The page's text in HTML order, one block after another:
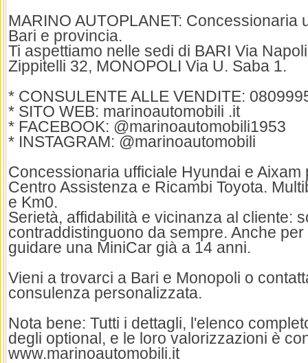
MARINO AUTOPLANET: Concessionaria
Bari e provincia.
Ti aspettiamo nelle sedi di BARI Via
Zippitelli 32, MONOPOLI Via U. Saba 1.
* CONSULENTE ALLE VENDITE:
* SITO WEB: marinoautomobili .it
* FACEBOOK: @marinoautomobili1953
* INSTAGRAM: @marinoautomobili
Concessionaria ufficiale Hyundai e Aixam
Centro Assistenza e Ricambi Toyota.
e Km0.
Serietà, affidabilità e vicinanza al cliente:
contraddistinguono da sempre. Anche
guidare una MiniCar già a 14 anni.
Vieni a trovarci a Bari e Monopoli o
consulenza personalizzata.
Nota bene: Tutti i dettagli, l'elenco
degli optional, e le loro valorizzazioni è
www.marinoautomobili.it